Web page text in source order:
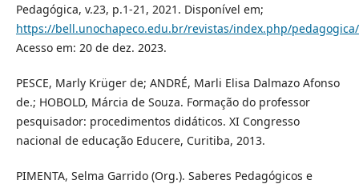
Pedagógica, v.23, p.1-21, 2021. Disponível em;
https://bell.unochapeco.edu.br/revistas/index.php/
Acesso em: 20 de dez. 2023.
PESCE, Marly Krüger de; ANDRÉ, Marli Elisa Dalmazo Afonso
de.; HOBOLD, Márcia de Souza. Formação do professor
pesquisador: procedimentos didáticos. XI Congresso
nacional de educação Educere, Curitiba, 2013.
PIMENTA, Selma Garrido (Org.). Saberes Pedagógicos e